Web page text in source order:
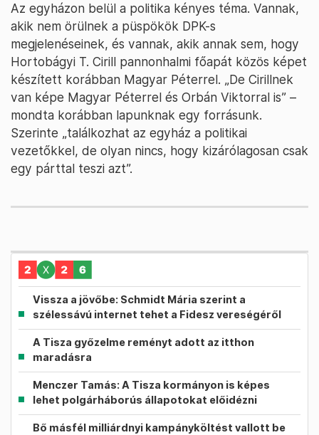
Az egyházon belül a politika kényes téma. Vannak,
akik nem örülnek a püspökök DPK-s
megjelenéseinek, és vannak, akik annak sem, hogy
Hortobágyi T. Cirill pannonhalmi főapát közös képet
készített korábban Magyar Péterrel. „De Cirillnek
van képe Magyar Péterrel és Orbán Viktorral is” –
mondta korábban lapunknak egy forrásunk.
Szerinte „találkozhat az egyház a politikai
vezetőkkel, de olyan nincs, hogy kizárólagosan csak
egy párttal teszi azt”.
Vissza a jövőbe: Schmidt Mária szerint a
szélessávú internet tehet a Fidesz vereségéről
A Tisza győzelme reményt adott az itthon
maradásra
Menczer Tamás: A Tisza kormányon is képes
lehet polgárháborús állapotokat előidézni
Bő másfél milliárdnyi kampányköltést vallott be